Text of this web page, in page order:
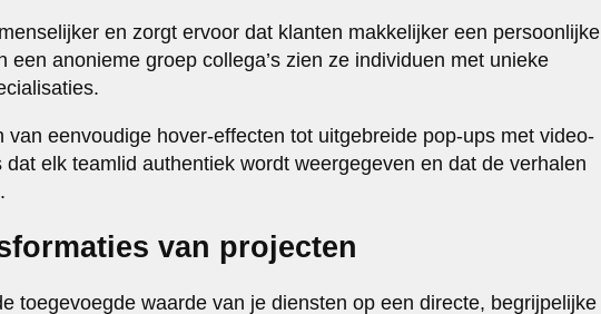
en zorgt ervoor dat klanten makkelijker een persoonlijke
een anonieme groep collega’s zien ze individuen met unieke
van eenvoudige hover-effecten tot uitgebreide pop-ups met video-
elk teamlid authentiek wordt weergegeven en dat de verhalen
van projecten
toegevoegde waarde van je diensten op een directe, begrijpelijke